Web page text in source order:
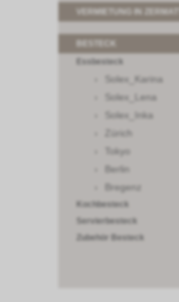
VERMIETUNG IN ZERMATT
Essbesteck
Solex_Karina
Solex_Lena
Solex_Inka
Zürich
Tokyo
Berlin
Bregenz
Kochbesteck
Servierbesteck
Zubehör Besteck